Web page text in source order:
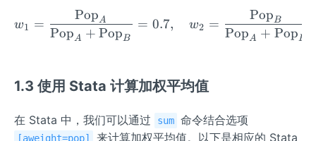
w_1 =
w1 =
PopA + PopB
Pop A = 0.7, w2 =
PopA + PopB
Pop B
1.3 使用 Stata 计算加权平均值
在 Stata 中，我们可以通过 sum 命令结合选项
[aweight=pop] 来计算加权平均值。以下是相应的 Stata